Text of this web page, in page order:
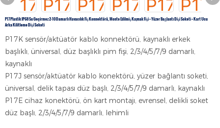
P17 Plastik IP68 Su Geçirmez 2-10 Damarlı Havacılık Fiş Konnektörü, Monte Edilmiş Kaynak Fişi + Yüzer Bağlantı Dişi Soketi + Kart Ucu
Arka Kilitleme Dişi Soketi
P17K sensör/aktüatör kablo konnektörü, kaynaklı erkek
başlıklı, üniversal, düz başlıklı pim fişi, 2/3/4/5/7/9 damarlı,
kaynaklı
P17J sensör/aktüatör kablo konektörü, yüzer bağlantı soketi,
üniversal, delik tapası düz başlı, 2/3/4/5/7/9 damarlı, kaynaklı
P17E cihaz konektörü, ön kart montajı, evrensel, delikli soket
düz başlı, 2/3/4/5/7/9 damarlı, lehimli